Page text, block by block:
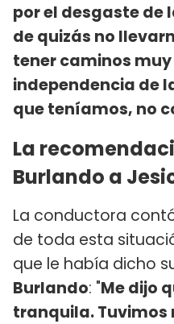
por el desgaste de
de quizás no
tener caminos
independencia de
que teníamos, no
La
Burlando a
La conductora
de toda esta
que le había dicho
Burlando: "Me dijo
tranquila. Tuvimos